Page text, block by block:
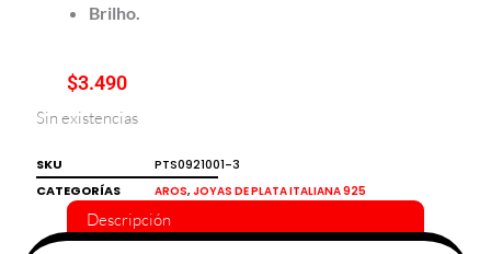
Brilho.
$3.490
Sin existencias
SKU
PTS0921001-3
CATEGORÍAS
AROS, JOYAS DE PLATA ITALIANA 925
Descripción